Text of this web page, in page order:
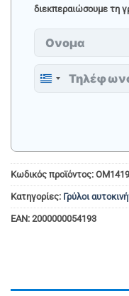
διεκπεραιώσουμε τη
Greece
Κωδικός προϊόντος: OM1419
Κατηγορίες: Γρύλοι
EAN: 2000000054193